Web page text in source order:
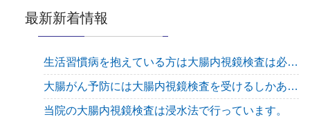
最新新着情報
生活習慣病を抱えている方は大腸内視鏡検査は必須です
大腸がん予防には大腸内視鏡検査を受けるしかありません！
当院の大腸内視鏡検査は浸水法で行っています。